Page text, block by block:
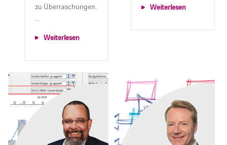
zu Überraschungen.
Weiterlesen
Weiterlesen